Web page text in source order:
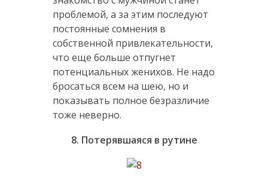
проблемой, а за этим последуют
постоянные сомнения в
собственной привлекательности,
что еще больше отпугнет
потенциальных женихов. Не надо
бросаться всем на шею, но и
показывать полное безразличие
тоже неверно.
8. Потерявшаяся в рутине